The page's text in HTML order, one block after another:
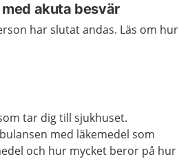
akuta besvär
har slutat andas. Läs om hur
tar dig till sjukhuset.
med läkemedel som
och hur mycket beror på hur